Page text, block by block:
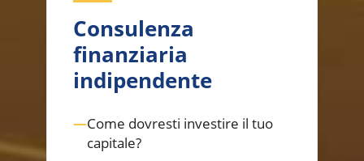
Consulenza
finanziaria
indipendente
—Come dovresti investire il tuo
capitale?